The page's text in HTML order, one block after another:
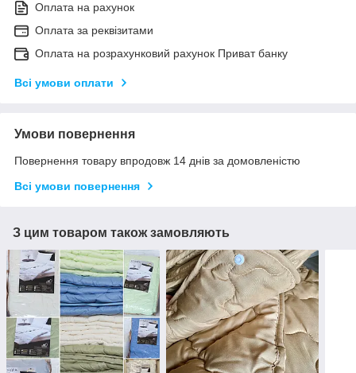
Оплата на рахунок
Оплата за реквізитами
Оплата на розрахунковий рахунок Приват банку
Всі умови оплати
Умови повернення
Повернення товару впродовж 14 днів за домовленістю
Всі умови повернення
З цим товаром також замовляють